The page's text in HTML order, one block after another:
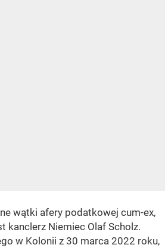
wątki afery podatkowej cum-ex,
kanclerz Niemiec Olaf Scholz.
w Kolonii z 30 marca 2022 roku,